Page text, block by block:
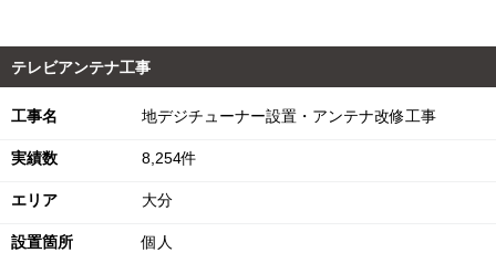
テレビアンテナ工事
工事名 地デジチューナー設置・アンテナ改修工事
実績数 8,254件
エリア 大分
設置箇所 個人